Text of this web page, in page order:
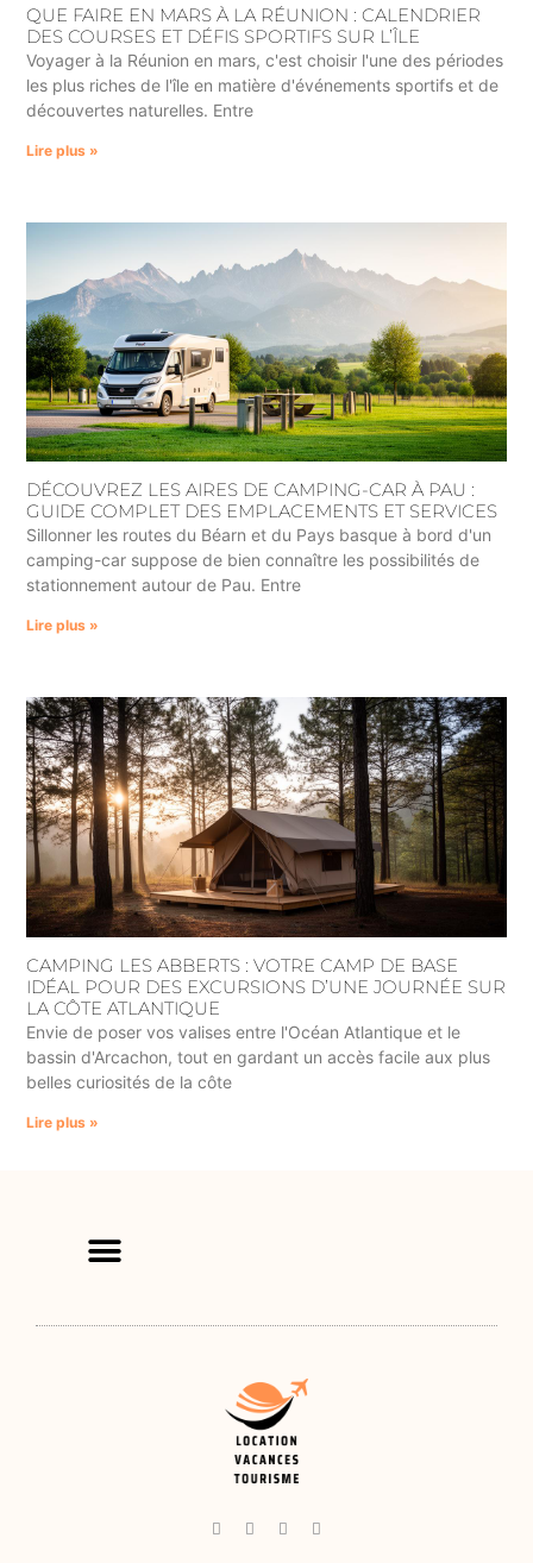
QUE FAIRE EN MARS À LA RÉUNION : CALENDRIER
DES COURSES ET DÉFIS SPORTIFS SUR L’ÎLE
Voyager à la Réunion en mars, c'est choisir l'une des périodes
les plus riches de l'île en matière d'événements sportifs et de
découvertes naturelles. Entre
Lire plus »
DÉCOUVREZ LES AIRES DE CAMPING-CAR À PAU :
GUIDE COMPLET DES EMPLACEMENTS ET SERVICES
Sillonner les routes du Béarn et du Pays basque à bord d'un
camping-car suppose de bien connaître les possibilités de
stationnement autour de Pau. Entre
Lire plus »
CAMPING LES ABBERTS : VOTRE CAMP DE BASE
IDÉAL POUR DES EXCURSIONS D’UNE JOURNÉE SUR
LA CÔTE ATLANTIQUE
Envie de poser vos valises entre l'Océan Atlantique et le
bassin d'Arcachon, tout en gardant un accès facile aux plus
belles curiosités de la côte
Lire plus »